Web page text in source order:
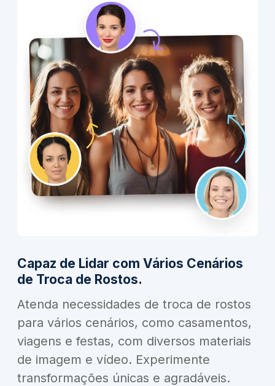
Capaz de Lidar com Vários Cenários
de Troca de Rostos.
Atenda necessidades de troca de rostos
para vários cenários, como casamentos,
viagens e festas, com diversos materiais
de imagem e vídeo. Experimente
transformações únicas e agradáveis.